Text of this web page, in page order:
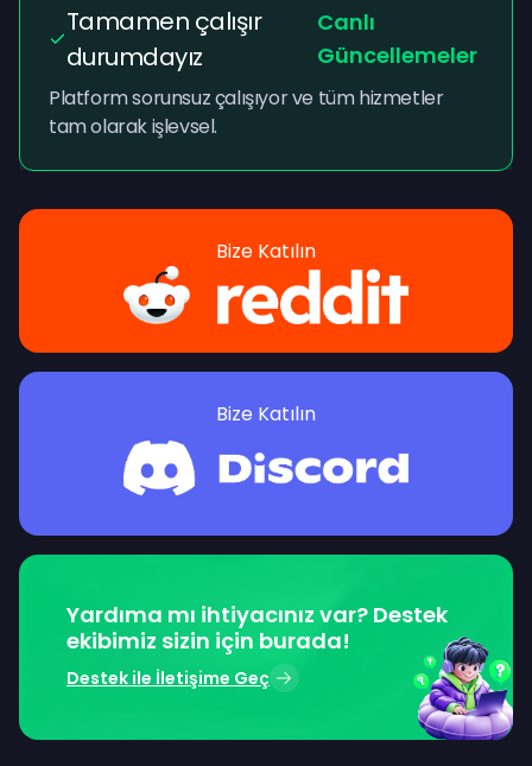
Tamamen çalışır
durumdayız
Canlı
Güncellemeler
Platform sorunsuz çalışıyor ve tüm hizmetler
tam olarak işlevsel.
Bize Katılın
Bize Katılın
Yardıma mı ihtiyacınız var? Destek
ekibimiz sizin için burada!
Destek ile İletişime Geç